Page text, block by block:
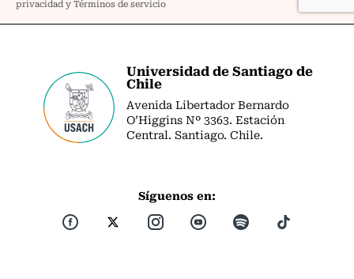
Universidad de Santiago de
Chile
Avenida Libertador Bernardo
O’Higgins Nº 3363. Estación
Central. Santiago. Chile.
Síguenos en: